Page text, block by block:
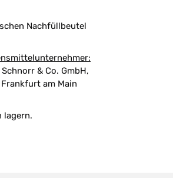
Nachfüllbeutel
& Co. GmbH,
Frankfurt am Main
lagern.